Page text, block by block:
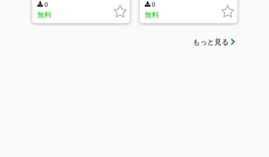
0
無料
0
無料
もっと見る